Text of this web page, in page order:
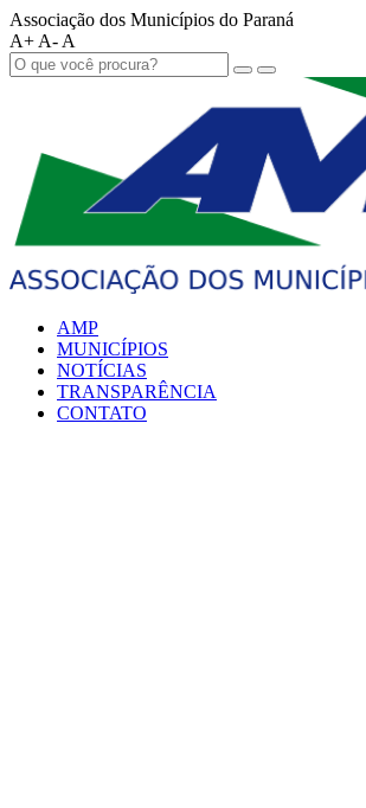
Associação dos Municípios do Paraná
A+ A- A
AMP
MUNICÍPIOS
NOTÍCIAS
TRANSPARÊNCIA
CONTATO